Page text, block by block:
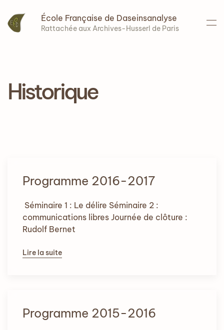
Accéder au contenu principal
École Française de Daseinsanalyse
Rattachée aux Archives-Husserl de Paris
Historique
Programme 2016-2017
Séminaire 1 : Le délire Séminaire 2 :
communications libres Journée de clôture :
Rudolf Bernet
Lire la suite
Programme 2015-2016